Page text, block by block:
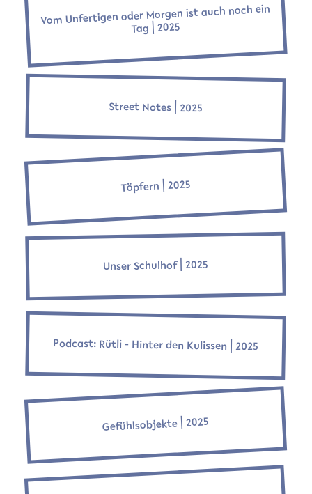
Vom Unfertigen oder Morgen ist auch noch ein
Tag ⎜2025
Street Notes ⎜2025
Töpfern ⎜2025
Unser Schulhof ⎜2025
Podcast: Rütli - Hinter den Kulissen ⎜2025
Gefühlsobjekte ⎜2025